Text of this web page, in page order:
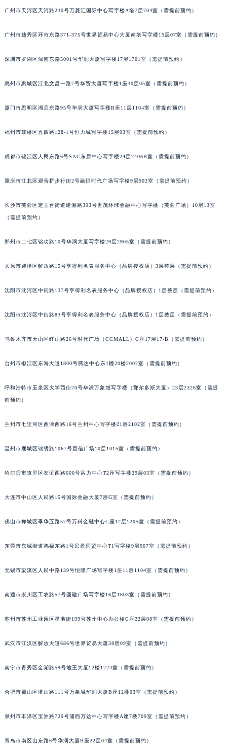
广州市天河区天河路230号万菱汇国际中心写字楼A塔7层704室（需提前预约）
广州市越秀区环市东路371-375号世界贸易中心大厦南塔写字楼15层07室（需提前预约）
深圳市罗湖区深南东路5001号华润大厦写字楼17层1701室（需提前预约）
惠州市惠城区江北文昌一路7号华贸大厦写字楼1座30层05室（需提前预约）
厦门市思明区湖滨东路95号华润大厦写字楼B座11层1104室（需提前预约）
福州市鼓楼区五四路128-1号恒力城写字楼15层03室（需提前预约）
成都市锦江区人民东路6号SAC东原中心写字楼24层2406B室（需提前预约）
重庆市江北区观音桥步行街2号融恒时代广场写字楼9层902室（需提前预约）
长沙市芙蓉区定王台街道建湘路393号世茂环球金融中心写字楼（芙蓉广场）10层13室
（需提前预约）
郑州市二七区铭功路10号华润大厦写字楼29层2905室（需提前预约）
太原市迎泽区解放路15号亨得利名表服务中心（品牌授权店）3层整层（需提前预约）
沈阳市沈河区中街路137号亨得利名表服务中心（品牌授权店）1层整层（需提前预约）
沈阳市沈河区中街路83号亨得利名表服务中心（品牌授权店）1层整层（需提前预约）
乌鲁木齐市天山区红山路26号时代广场（CCMALL）C座17层17-B（需提前预约）
台州市椒江区东海大道1800号腾达中心东1幢20楼2002室（需提前预约）
呼和浩特市玉泉区大学西街70号华润万象城写字楼（鄂尔多斯大厦）23层2326室（需提
前预约）
兰州市七里河区西津西路16号兰州中心写字楼21层2102室（需提前预约）
温州市鹿城区锦绣路1067号置信广场10层1015室（需提前预约）
哈尔滨市道里区友谊西路600号富力中心T2座写字楼29层03室（需提前预约）
大连市中山区人民路15号国际金融大厦7层G室（需提前预约）
佛山市禅城区季华五路57号万科金融中心C座12层1205室（需提前预约）
东莞市东城街道鸿福东路1号民盈国贸中心T1写字楼9层907室（需提前预约）
无锡市梁溪区人民中路139号恒隆广场写字楼1座11层1104室（需提前预约）
南通市崇川区工农路57号圆融广场写字楼16层1603室（需提前预约）
苏州市苏州工业园区星港街199号苏州中心办公楼C座22层08室（需提前预约）
武汉市江汉区解放大道686号世界贸易大厦38层09室（需提前预约）
南宁市青秀区金湖路59号地王大厦12楼1224室（需提前预约）
合肥市蜀山区潜山路111号万象城华润大厦B座12楼03室（需提前预约）
泉州市丰泽区宝洲路729号浦西万达中心写字楼A座7楼709室（需提前预约）
青岛市南区山东路6号华润大厦B座22层04室（需提前预约）